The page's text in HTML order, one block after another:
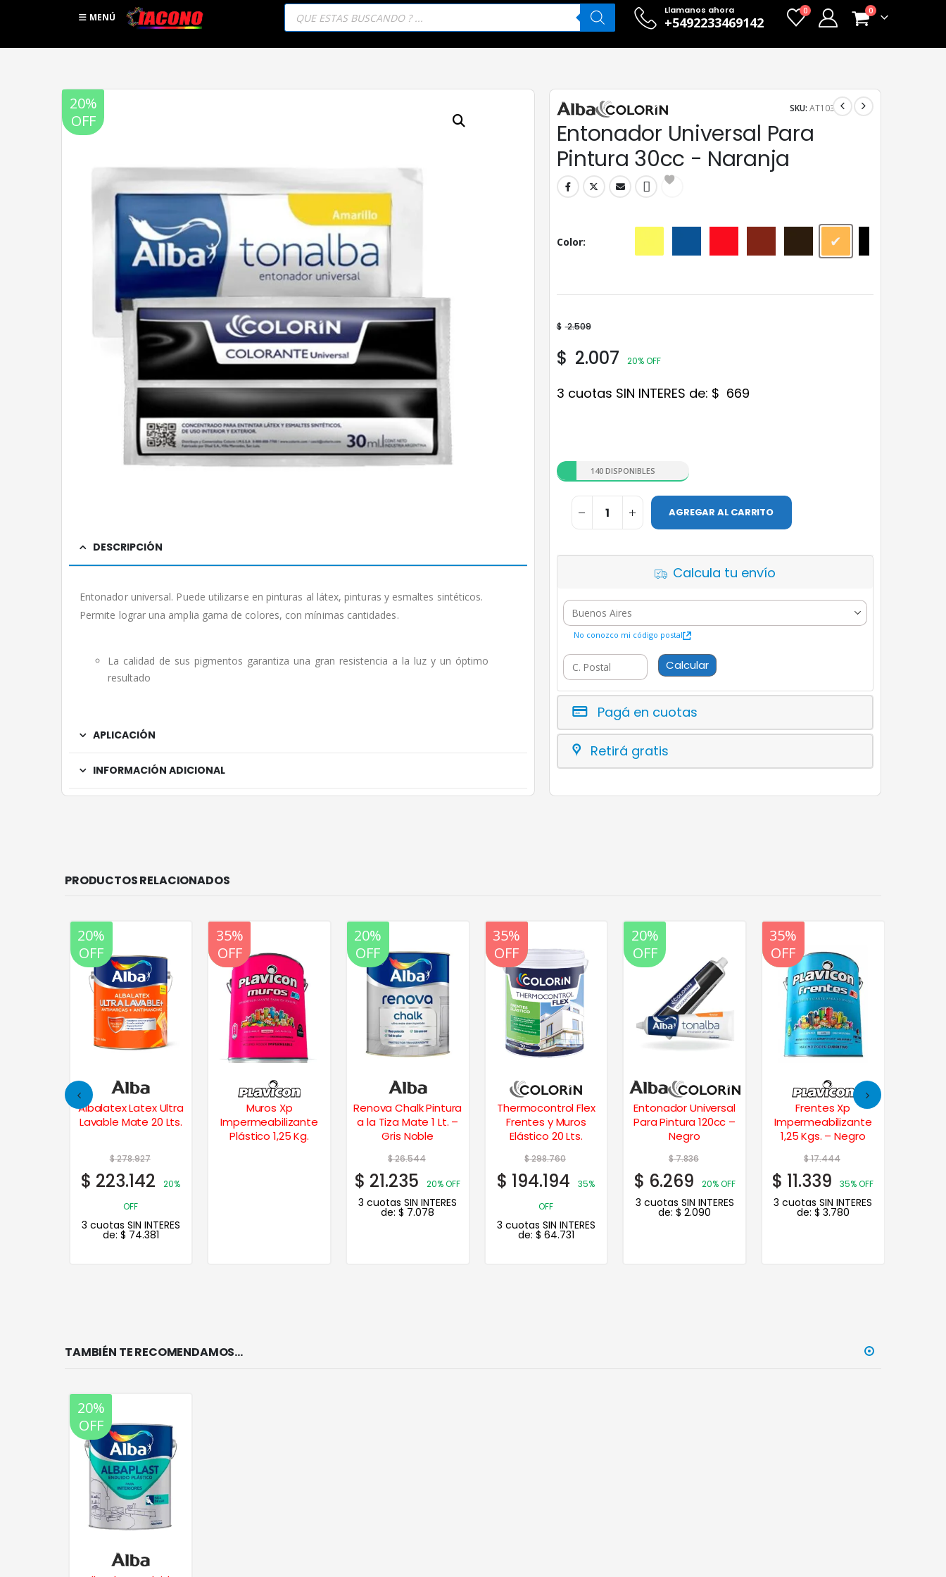
MENÚ
Búsqueda
productos
Llamanos ahora
+5492233469142
0 0
20%
OFF
DESCRIPCIÓN
Entonador universal. Puede utilizarse en pinturas al látex, pinturas y esmaltes sintéticos.
Permite lograr una amplia gama de colores, con mínimas cantidades.
La calidad de sus pigmentos garantiza una gran resistencia a la luz y un óptimo
resultado
APLICACIÓN
INFORMACIÓN ADICIONAL
Entonador Universal Para
Pintura 30cc - Naranja
SKU: AT103
Color Naranja
$ 2.509
$ 2.007 20% OFF
3 cuotas SIN INTERES de: $ 669
140 DISPONIBLES
AGREGAR AL CARRITO
Calcula tu envío
No conozco mi código postal
Calcular
Pagá en cuotas
Retirá gratis
PRODUCTOS RELACIONADOS
20%
OFF
Albalatex Latex Ultra
Lavable Mate 20 Lts.
$278.927
$ 223.142
20%
OFF
3 cuotas SIN INTERES
de: $ 74.381
20%
OFF
35%
OFF
Muros Xp
Impermeabilizante
Plástico 1,25 Kg.
20%
OFF
Renova Chalk Pintura
a la Tiza Mate 1 Lt. –
Gris Noble
$26.544
$ 21.235 20% OFF
3 cuotas SIN INTERES
de:$ 7.078
20%
OFF
35%
OFF
Thermocontrol Flex
Frentes y Muros
Elástico 20 Lts.
$298.760
$ 194.194
35%
OFF
3 cuotas SIN INTERES
de: $ 64.731
20%
OFF
Entonador Universal
Para Pintura 120cc –
Negro
$7.836
$ 6.269 20% OFF
3 cuotas SIN INTERES
de:$ 2.090
20%
OFF
35%
OFF
Frentes Xp
Impermeabilizante
1,25 Kgs. – Negro
$17.444
$ 11.339 35% OFF
3 cuotas SIN INTERES
de: $ 3.780
TAMBIÉN TE RECOMENDAMOS…
20%
OFF